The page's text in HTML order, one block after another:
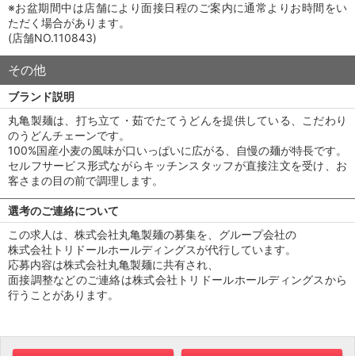
※お盆期間中は店舗により面接日程のご案内に通常よりお時間をい
ただく場合があります。
(店舗NO.110843)
その他
ブランド説明
丸亀製麺は、打ち立て・茹でたてうどんを提供している、こだわり
のうどんチェーンです。
100%国産小麦の風味が口いっぱいに広がる、自慢の麺が特長です。
セルフサービス形式ながらキッチンスタッフが直接注文を受け、お
客さまの目の前で調理します。
選考のご連絡について
この求人は、株式会社丸亀製麺の募集を、グループ会社の
株式会社トリドールホールディングスが代行しています。
応募内容は株式会社丸亀製麺に共有され、
面接調整などのご連絡は株式会社トリドールホールディングスから
行うことがあります。